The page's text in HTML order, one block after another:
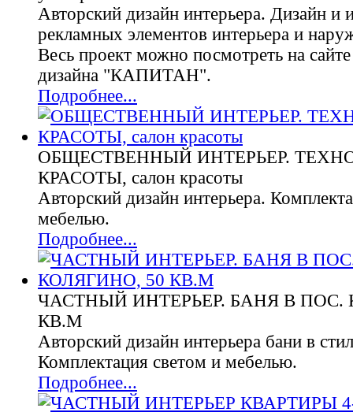
Авторский дизайн интерьера. Дизайн и
рекламных элементов интерьера и
Весь проект можно посмотреть на
дизайна "КАПИТАН".
Подробнее...
ОБЩЕСТВЕННЫЙ ИНТЕРЬЕР.
КРАСОТЫ, салон красоты
Авторский дизайн интерьера.
мебелью.
Подробнее...
ЧАСТНЫЙ ИНТЕРЬЕР. БАНЯ В ПОС.
КВ.М
Авторский дизайн интерьера бани в
Комплектация светом и мебелью.
Подробнее...